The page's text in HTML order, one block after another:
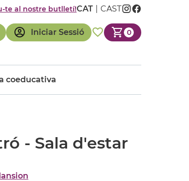
Iniciar Sessió 0
te al nostre butlletí!CAT CAST
coeducativa
- Sala d'estar